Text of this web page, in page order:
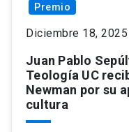
Premio
Diciembre 18, 2025
Juan Pablo
Teología UC
Newman por su
cultura